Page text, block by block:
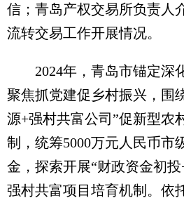
信；青岛产权交易所负责人
流转交易工作开展情况。
2024年，青岛市锚定深化
聚焦抓党建促乡村振兴，围
源+强村共富公司”促新型农
制，统筹5000万元人民币市
金，探索开展“财政资金初
强村共富项目培育机制。依